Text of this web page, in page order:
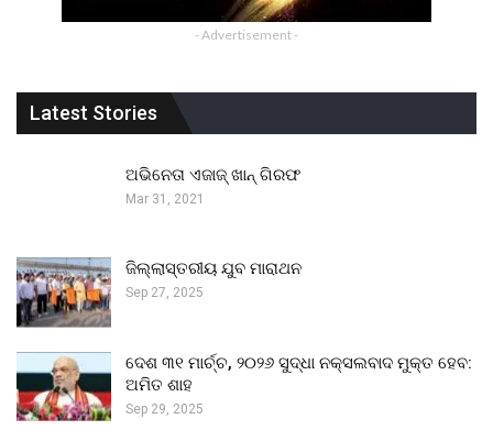
- Advertisement -
Latest Stories
ଅଭିନେତା ଏଜାଜ୍ ଖାନ୍ ଗିରଫ
Mar 31, 2021
ଜିଲ୍ଲାସ୍ତରୀୟ ଯୁବ ମାରାଥନ
Sep 27, 2025
ଦେଶ ୩୧ ମାର୍ଚ୍ଚ, ୨୦୨୬ ସୁଦ୍ଧା ନକ୍ସଲବାଦ ମୁକ୍ତ ହେବ:
ଅମିତ ଶାହ
Sep 29, 2025